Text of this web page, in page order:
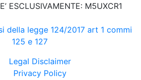
ESCLUSIVAMENTE: M5UXCR1
della legge 124/2017 art 1 commi
125 e 127
Legal Disclaimer
Privacy Policy